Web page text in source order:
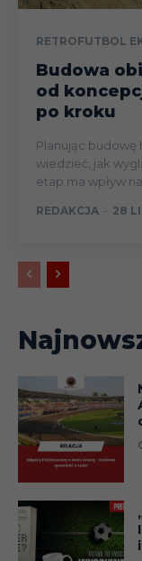
RETROFUTBOL
Budowa
od
po kroku
Planując budowę
wiedzieć, jak
etap ma wpływ
REDAKCJA - 28